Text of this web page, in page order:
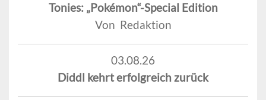
Tonies: „Pokémon“-Special Edition
Von Redaktion
03.08.26
Diddl kehrt erfolgreich zurück